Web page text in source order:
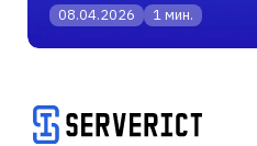
08.04.2026 1 мин.